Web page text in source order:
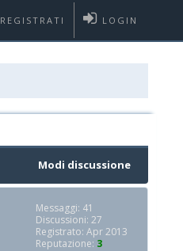
LOGIN
REGISTRATI
Modi discussione
Messaggi: 41
Discussioni: 27
Registrato: Apr 2013
Reputazione: 3